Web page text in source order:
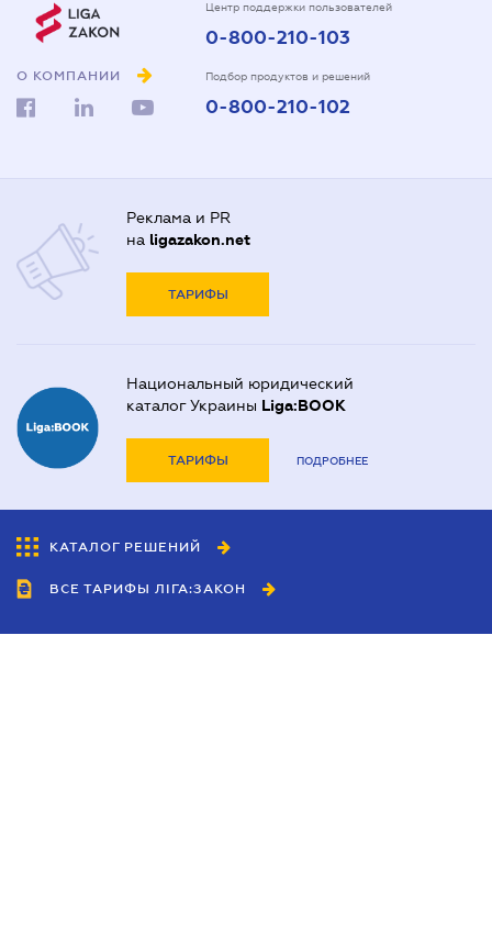
О КОМПАНИИ
Центр поддержки пользователей
0-800-210-103
Подбор продуктов и решений
0-800-210-102
Реклама и PR
на ligazakon.net
ТАРИФЫ
Национальный юридический
каталог Украины Liga:BOOK
ТАРИФЫ ПОДРОБНЕЕ
КАТАЛОГ РЕШЕНИЙ
ВСЕ ТАРИФЫ ЛІГА:ЗАКОН